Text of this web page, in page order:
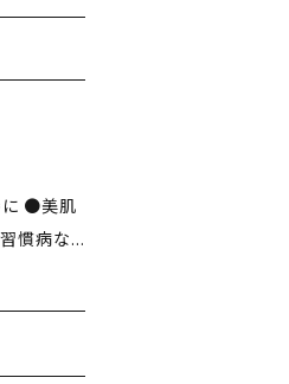
に ●美肌
低温乾
部